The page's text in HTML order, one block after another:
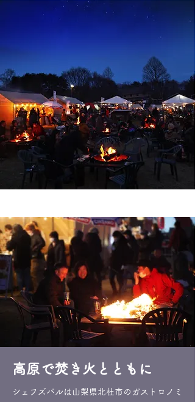
​高原で焚き火とともに
シェフズバルは山梨県北杜市のガストロノミ